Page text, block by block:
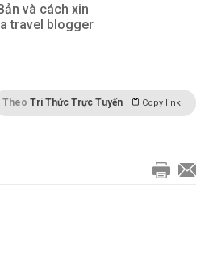
và cách xin
travel blogger
Theo Tri Thức Trực Tuyến Copy link